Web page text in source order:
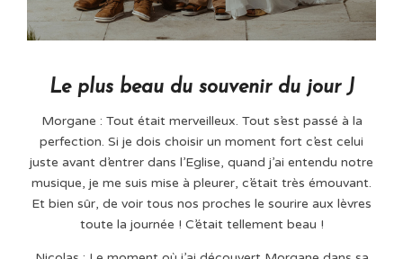
Le plus beau du souvenir du jour J
Morgane : Tout était merveilleux. Tout s’est passé à la
perfection. Si je dois choisir un moment fort c’est celui
juste avant d’entrer dans l’Eglise, quand j’ai entendu notre
musique, je me suis mise à pleurer, c’était très émouvant.
Et bien sûr, de voir tous nos proches le sourire aux lèvres
toute la journée ! C’était tellement beau !